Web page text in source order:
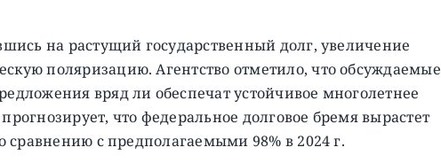
на растущий государственный долг, увеличение
поляризацию. Агентство отметило, что обсуждаемые
вряд ли обеспечат устойчивое многолетнее
что федеральное долговое бремя вырастет
сравнению с предполагаемыми 98% в 2024 г.